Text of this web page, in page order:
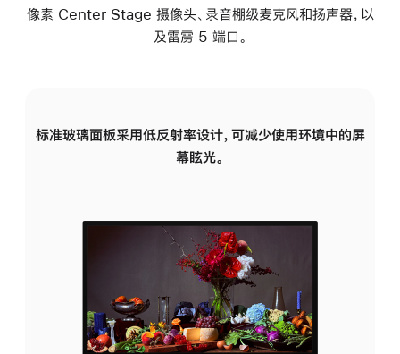
像素 Center Stage 摄像头、录音棚级麦克风和扬声器，以
及雷雳 5 端口。
标准玻璃面板采用低反射率设计，可减少使用环境中的屏
幕眩光。